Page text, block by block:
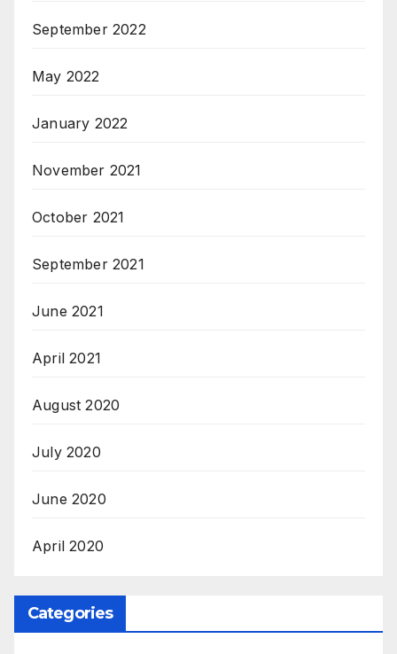
September 2022
May 2022
January 2022
November 2021
October 2021
September 2021
June 2021
April 2021
August 2020
July 2020
June 2020
April 2020
Categories